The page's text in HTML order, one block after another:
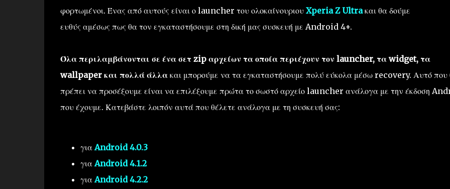
φορτωμένοι. Ένας από αυτούς είναι ο launcher του ολοκαίνουριου Xperia Z Ultraκαι θα δούμε
ευθύς αμέσως πως θα τον εγκαταστήσουμε στη δική μας συσκευή με Android 4+.
Όλα περιλαμβάνονται σε ένα σετ zip αρχείων τα οποία περιέχουν τον launcher, τα widget, τα
wallpaper και πολλά άλλακαι μπορούμε να τα εγκαταστήσουμε πολύ εύκολα μέσω recovery. Αυτό που
πρέπει να προσέξουμε είναι να επιλέξουμε πρώτα το σωστό αρχείο launcher ανάλογα με την έκδοση
που έχουμε. Κατεβάστε λοιπόν αυτά που θέλετε ανάλογα με τη συσκευή σας:
γιαAndroid 4.0.3
γιαAndroid 4.1.2
γιαAndroid 4.2.2